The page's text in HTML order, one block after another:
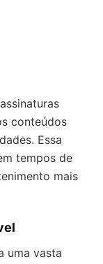
conteúdos
Essa
tempos de
mais
uma vasta